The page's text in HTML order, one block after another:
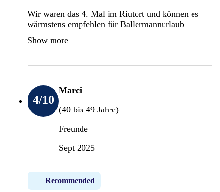
Wir waren das 4. Mal im Riutort und können es
wärmstens empfehlen für Ballermannurlaub
Show more
4/10
Marci
(40 bis 49 Jahre)
Freunde
Sept 2025
Recommended